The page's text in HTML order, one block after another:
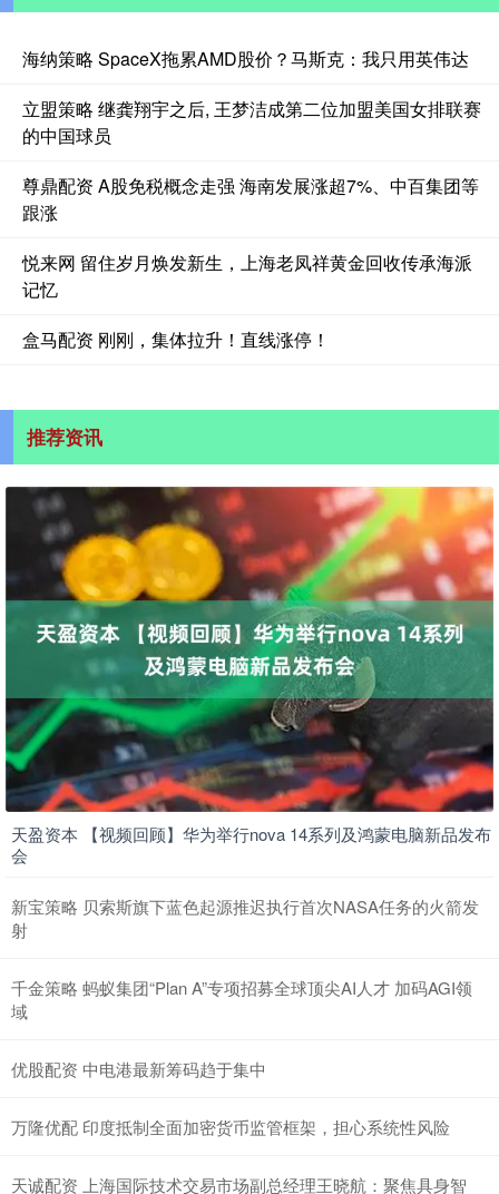
海纳策略 SpaceX拖累AMD股价？马斯克：我只用英伟达
立盟策略 继龚翔宇之后, 王梦洁成第二位加盟美国女排联赛
的中国球员
尊鼎配资 A股免税概念走强 海南发展涨超7%、中百集团等
跟涨
悦来网 留住岁月焕发新生，上海老凤祥黄金回收传承海派
记忆
盒马配资 刚刚，集体拉升！直线涨停！
推荐资讯
天盈资本 【视频回顾】华为举行nova 14系列及鸿蒙电脑新品发布
会
新宝策略 贝索斯旗下蓝色起源推迟执行首次NASA任务的火箭发
射
千金策略 蚂蚁集团“Plan A”专项招募全球顶尖AI人才 加码AGI领
域
优股配资 中电港最新筹码趋于集中
万隆优配 印度抵制全面加密货币监管框架，担心系统性风险
天诚配资 上海国际技术交易市场副总经理王晓航：聚焦具身智